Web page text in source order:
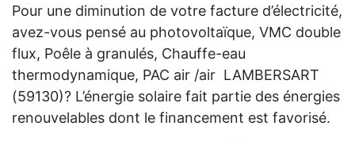
Pour une diminution de votre facture d’électricité,
avez-vous pensé au photovoltaïque, VMC double
flux, Poêle à granulés, Chauffe-eau
thermodynamique, PAC air /air LAMBERSART
(59130)? L’énergie solaire fait partie des énergies
renouvelables dont le financement est favorisé.